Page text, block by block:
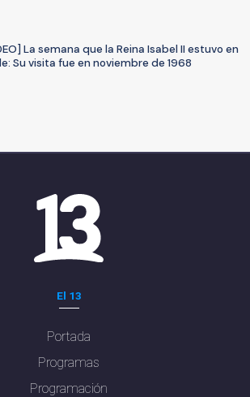
La semana que la Reina Isabel II estuvo en
Su visita fue en noviembre de 1968
El 13
Portada
Programas
Programación